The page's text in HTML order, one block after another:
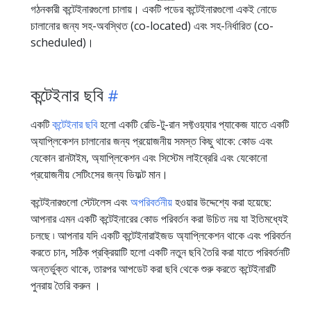
গঠনকারী কন্টেইনারগুলো চালায়। একটি পডের কন্টেইনারগুলো একই নোডে
চালানোর জন্য সহ-অবস্থিত (co-located) এবং সহ-নির্ধারিত (co-
scheduled)।
কন্টেইনার ছবি
একটিকন্টেইনার ছবিহলো একটি রেডি-টু-রান সফ্টওয়্যার প্যাকেজ যাতে একটি
অ্যাপ্লিকেশন চালানোর জন্য প্রয়োজনীয় সমস্ত কিছু থাকে: কোড এবং
যেকোন রানটাইম, অ্যাপ্লিকেশন এবং সিস্টেম লাইব্রেরি এবং যেকোনো
প্রয়োজনীয় সেটিংসের জন্য ডিফল্ট মান।
কন্টেইনারগুলো স্টেটলেস এবংঅপরিবর্তনীয়হওয়ার উদ্দেশ্যে করা হয়েছে:
আপনার এমন একটি কন্টেইনারের কোড পরিবর্তন করা উচিত নয় যা ইতিমধ্যেই
চলছে ৷ আপনার যদি একটি কন্টেইনারাইজড অ্যাপ্লিকেশন থাকে এবং পরিবর্তন
করতে চান, সঠিক প্রক্রিয়াটি হলো একটি নতুন ছবি তৈরি করা যাতে পরিবর্তনটি
অন্তর্ভুক্ত থাকে, তারপর আপডেট করা ছবি থেকে শুরু করতে কন্টেইনারটি
পুনরায় তৈরি করুন ।